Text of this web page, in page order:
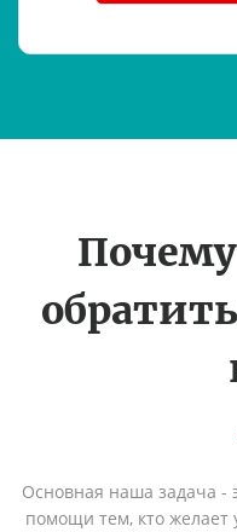
Основная наша задача -
помощи тем, кто желает